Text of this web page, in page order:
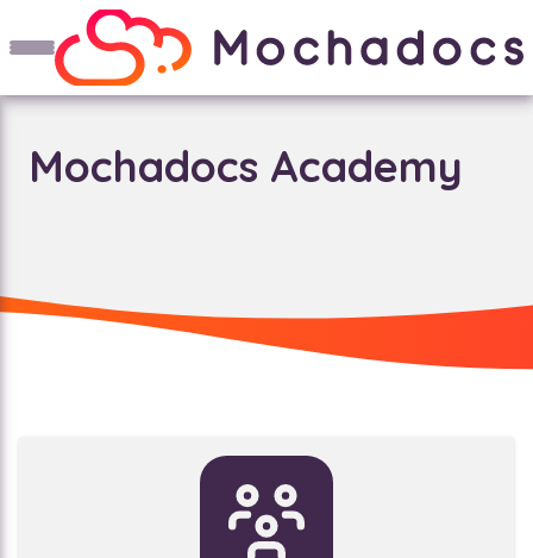
Mochadocs Academy